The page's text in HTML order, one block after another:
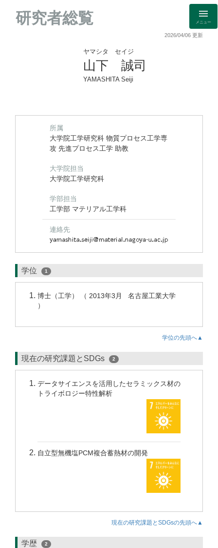
研究者総覧 メニュー
2026/04/06 更新
ヤマシタ セイジ
山下 誠司
YAMASHITA Seiji
所属
大学院工学研究科 物質プロセス工学専
攻 先進プロセス工学 助教
大学院担当
大学院工学研究科
学部担当
工学部 マテリアル工学科
連絡先
学位 1
博士（工学） （ 2013年3月 名古屋工業大学
）
学位の先頭へ▲
現在の研究課題とSDGs 2
データサイエンスを活用したセラミックス材の
トライボロジー特性解析
自立型無機塩PCM複合蓄熱材の開発
現在の研究課題とSDGsの先頭へ▲
学歴 2